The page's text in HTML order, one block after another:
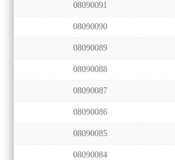
08090091
08090090
08090089
08090088
08090087
08090086
08090085
08090084